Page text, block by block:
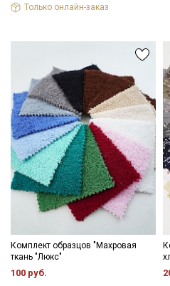
Только онлайн-заказ
Комплект образцов "Махровая
ткань "Люкс"
100 руб.
Секретная рассылка
Мы публикуем
промокоды и
Электронная почта